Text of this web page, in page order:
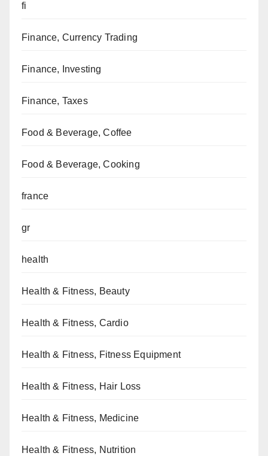
fi
Finance, Currency Trading
Finance, Investing
Finance, Taxes
Food & Beverage, Coffee
Food & Beverage, Cooking
france
gr
health
Health & Fitness, Beauty
Health & Fitness, Cardio
Health & Fitness, Fitness Equipment
Health & Fitness, Hair Loss
Health & Fitness, Medicine
Health & Fitness, Nutrition